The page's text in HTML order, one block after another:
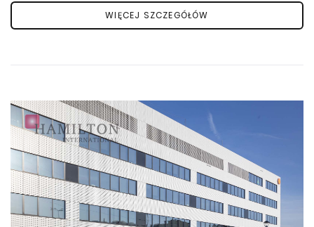
WIĘCEJ SZCZEGÓŁÓW